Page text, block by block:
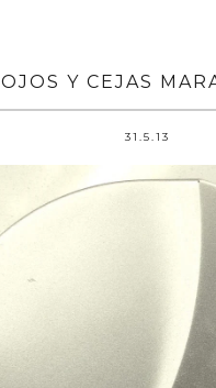
OJOS Y CEJAS
31.5.13